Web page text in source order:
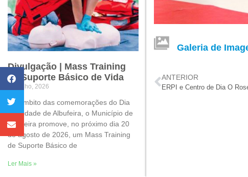
Divulgação | Mass Training
de Suporte Básico de Vida
22 Julho, 2026
No âmbito das comemorações do Dia
da Cidade de Albufeira, o Município de
Albufeira promove, no próximo dia 20
de agosto de 2026, um Mass Training
de Suporte Básico de
Ler Mais »
Galeria de
ANTERIOR